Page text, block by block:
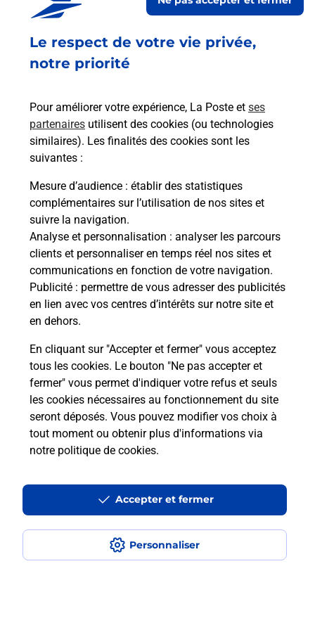
Le respect de votre vie privée,
notre priorité
Pour améliorer votre expérience, La Poste et ses
partenaires utilisent des cookies (ou technologies
similaires). Les finalités des cookies sont les
suivantes :
Mesure d’audience : établir des statistiques
complémentaires sur l’utilisation de nos sites et
suivre la navigation.
Analyse et personnalisation : analyser les parcours
clients et personnaliser en temps réel nos sites et
communications en fonction de votre navigation.
Publicité : permettre de vous adresser des publicités
en lien avec vos centres d’intérêts sur notre site et
en dehors.
En cliquant sur "Accepter et fermer" vous acceptez
tous les cookies. Le bouton "Ne pas accepter et
fermer" vous permet d'indiquer votre refus et seuls
les cookies nécessaires au fonctionnement du site
seront déposés. Vous pouvez modifier vos choix à
tout moment ou obtenir plus d'informations via
notre politique de cookies.
Personnaliser
Accepter et fermer
Acheter un iPhone neuf ou reconditionné
Vous recherchez un smartphone pas cher proche
de chez vous ? Découvrez notre offre de
téléphones iPhone Apple dans vos bureaux de
Poste à CHATEAU THIERRY (02400) !
En savoir plus
Questions fréquemment posées
Comment retourner un colis acheté
en ligne depuis votre boîte aux lettres
Comment envoyer un colis ou faire un
retour chez un e-commerçant sans se
déplacer ?
Envoyer un petit colis au meilleur